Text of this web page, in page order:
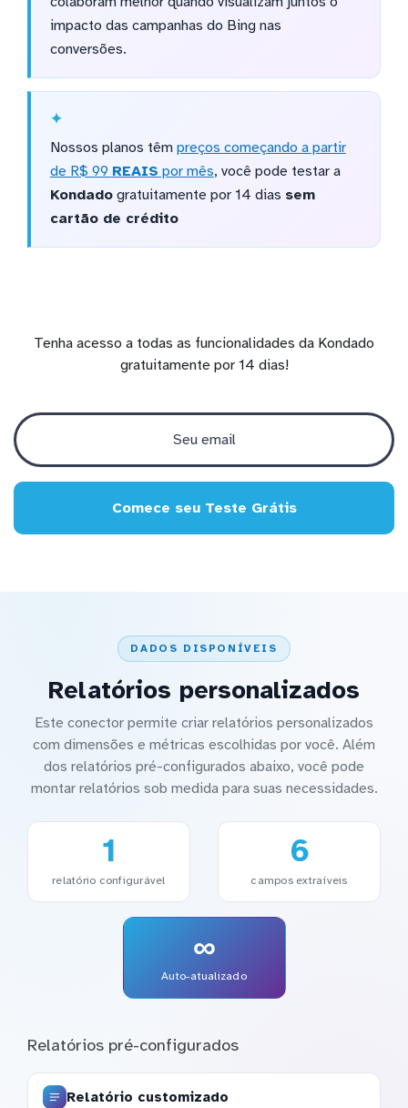
impacto das campanhas do Bing nas
conversões.
Nossos planos têm preços começando a partir
de R$ 99 REAIS por mês, você pode testar a
Kondadogratuitamente por 14 dias sem
cartão de crédito
Tenha acesso a todas as funcionalidades da Kondado
gratuitamente por 14 dias!
Comece seu Teste Grátis
DADOS DISPONÍVEIS
Relatórios personalizados
Este conector permite criar relatórios personalizados
com dimensões e métricas escolhidas por você. Além
dos relatórios pré-configurados abaixo, você pode
montar relatórios sob medida para suas necessidades.
1
relatório configurável
6
campos extraíveis
∞
Auto-atualizado
Relatórios pré-configurados
Relatório customizado